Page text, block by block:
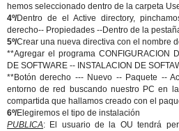
hemos seleccionado dentro de la carpeta
4º/Dentro de el Active directory,
derecho-- Propiedades --Dentro de la
5º/Crear una nueva directiva con el nombre
**Agregar el programa CONFIGURACION
DE SOFTWARE -- INSTALACION DE
**Botón derecho --- Nuevo -- Paquete --
entorno de red buscando nuestro PC en
compartida que hallamos creado con el
6º/Elegiremos el tipo de instalación
PUBLICA: El usuario de la OU tendrá